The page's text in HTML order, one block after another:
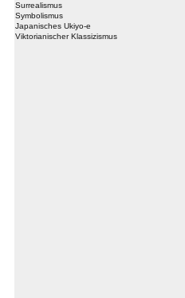
Surrealismus
Symbolismus
Japanisches Ukiyo-e
Viktorianischer Klassizismus